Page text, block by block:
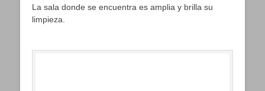
La sala donde se encuentra es amplia y brilla su
limpieza.